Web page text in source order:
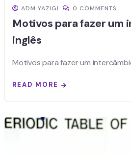
ADM YAZIGI 0 COMMENTS
Motivos para fazer um
inglês
Motivos para fazer um
READ MORE